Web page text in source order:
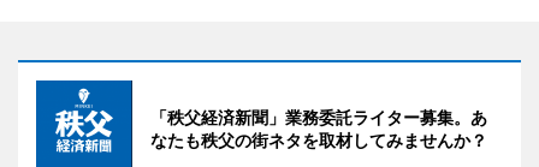
「秩父経済新聞」業務委託ライター募集。あ
なたも秩父の街ネタを取材してみませんか？